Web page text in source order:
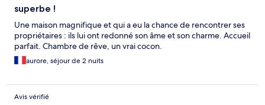
superbe !
Une maison magnifique et qui a eu la chance de rencontrer ses
propriétaires : ils lui ont redonné son âme et son charme. Accueil
parfait. Chambre de rêve, un vrai cocon.
aurore, séjour de 2 nuits
Avis vérifié